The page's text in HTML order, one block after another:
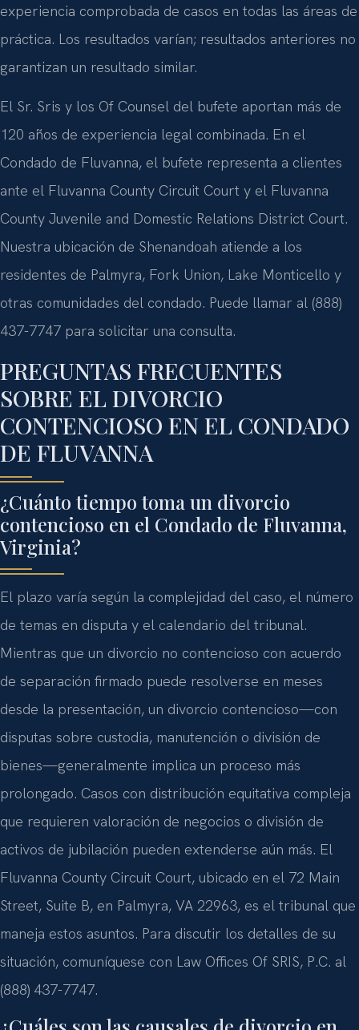
experiencia comprobada de casos en todas las áreas de
práctica. Los resultados varían; resultados anteriores no
garantizan un resultado similar.
El Sr. Sris y los Of Counsel del bufete aportan más de
120 años de experiencia legal combinada. En el
Condado de Fluvanna, el bufete representa a clientes
ante el Fluvanna County Circuit Court y el Fluvanna
County Juvenile and Domestic Relations District Court.
Nuestra ubicación de Shenandoah atiende a los
residentes de Palmyra, Fork Union, Lake Monticello y
otras comunidades del condado. Puede llamar al (888)
437-7747 para solicitar una consulta.
PREGUNTAS FRECUENTES
SOBRE EL DIVORCIO
CONTENCIOSO EN EL CONDADO
DE FLUVANNA
¿Cuánto tiempo toma un divorcio
contencioso en el Condado de Fluvanna,
Virginia?
El plazo varía según la complejidad del caso, el número
de temas en disputa y el calendario del tribunal.
Mientras que un divorcio no contencioso con acuerdo
de separación firmado puede resolverse en meses
desde la presentación, un divorcio contencioso—con
disputas sobre custodia, manutención o división de
bienes—generalmente implica un proceso más
prolongado. Casos con distribución equitativa compleja
que requieren valoración de negocios o división de
activos de jubilación pueden extenderse aún más. El
Fluvanna County Circuit Court, ubicado en el 72 Main
Street, Suite B, en Palmyra, VA 22963, es el tribunal que
maneja estos asuntos. Para discutir los detalles de su
situación, comuníquese con Law Offices Of SRIS, P.C. al
(888) 437-7747.